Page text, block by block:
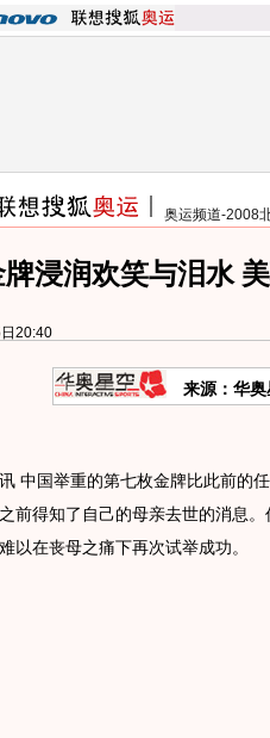
奥运频道-2008
浸润欢笑与泪水
20:40
来源：华奥
国举重的第七枚金牌比此前的任
前得知了自己的母亲去世的消息
以在丧母之痛下再次试举成功。